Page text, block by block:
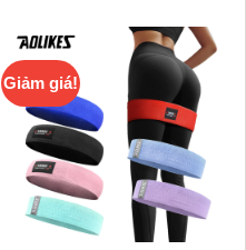
149,000₫.
Giảm giá!